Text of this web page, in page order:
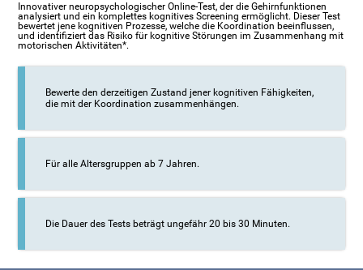
Innovativer neuropsychologischer Online-Test, der die Gehirnfunktionen
analysiert und ein komplettes kognitives Screening ermöglicht. Dieser Test
bewertet jene kognitiven Prozesse, welche die Koordination beeinflussen,
und identifiziert das Risiko für kognitive Störungen im Zusammenhang mit
motorischen Aktivitäten*.
Bewerte den derzeitigen Zustand jener kognitiven Fähigkeiten,
die mit der Koordination zusammenhängen.
Für alle Altersgruppen ab 7 Jahren.
Die Dauer des Tests beträgt ungefähr 20 bis 30 Minuten.